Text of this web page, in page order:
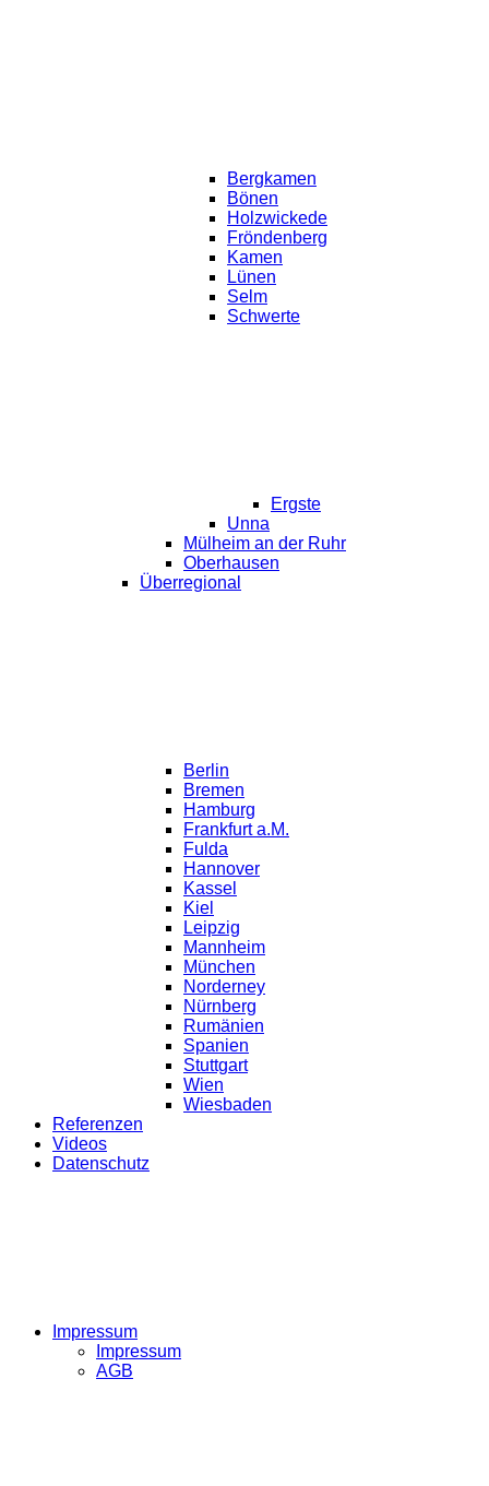
Bergkamen
Bönen
Holzwickede
Fröndenberg
Kamen
Lünen
Selm
Schwerte
Ergste
Unna
Mülheim an der Ruhr
Oberhausen
Überregional
Berlin
Bremen
Hamburg
Frankfurt a.M.
Fulda
Hannover
Kassel
Kiel
Leipzig
Mannheim
München
Norderney
Nürnberg
Rumänien
Spanien
Stuttgart
Wien
Wiesbaden
Referenzen
Videos
Datenschutz
Impressum
Impressum
AGB